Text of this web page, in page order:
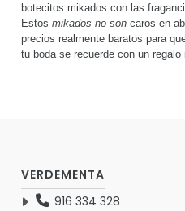
botecitos mikados con las
Estos mikados no son caros en
precios realmente baratos para
tu boda se recuerde con un regalo
VERDEMENTA
916 334 328